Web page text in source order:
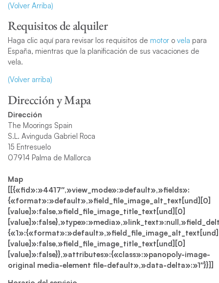
(Volver Arriba)
Requisitos de alquiler
Haga clic aquí para revisar los requisitos de motor o vela para
España, mientras que la planificación de sus vacaciones de
vela.
(Volver arriba)
Dirección y Mapa
Dirección
The Moorings Spain
S.L. Avinguda Gabriel Roca
15 Entresuelo
07914 Palma de Mallorca
Map
[[{«fid»:»4417″,»view_mode»:»default»,»fields»:
{«format»:»default»,»field_file_image_alt_text[und][0]
[value]»:false,»field_file_image_title_text[und][0]
[value]»:false,»field_file_image_title_text[und][0]
[value]»:false}},»attributes»:{«class»:»panopoly-image-
original media-element file-default»,»data-delta»:»1″}}]]